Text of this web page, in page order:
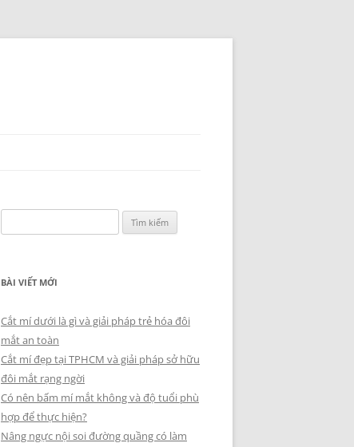
kiếm
BÀI VIẾT MỚI
Cắt mí dưới là gì và giải pháp trẻ hóa đôi
mắt an toàn
Cắt mí đẹp tại TPHCM và giải pháp sở hữu
đôi mắt rạng ngời
Có nên bấm mí mắt không và độ tuổi phù
hợp để thực hiện?
Nâng ngực nội soi đường quầng có làm